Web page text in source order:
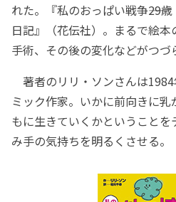
れた。『私のおっぱい戦争――29
日記』（花伝社）。まるで絵本
手術、その後の変化などがつづ
著者のリリ・ソンさんは
ミック作家。いかに前向きに
もに生きていくかということ
み手の気持ちを明るくさせる。